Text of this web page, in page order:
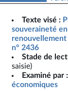
Texte visé :
souveraineté
renouvellement
n° 2436
Stade de
saisie)
Examiné par :
économiques